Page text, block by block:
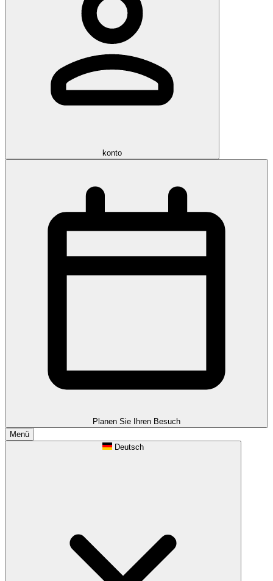
konto
Planen Sie Ihren Besuch
Menü
Deutsch